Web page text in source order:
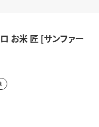
お米 匠 [サンファー